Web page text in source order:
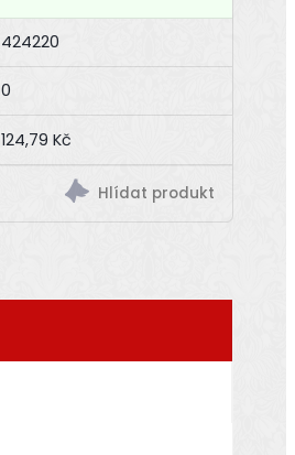
424220
0
124,79 Kč